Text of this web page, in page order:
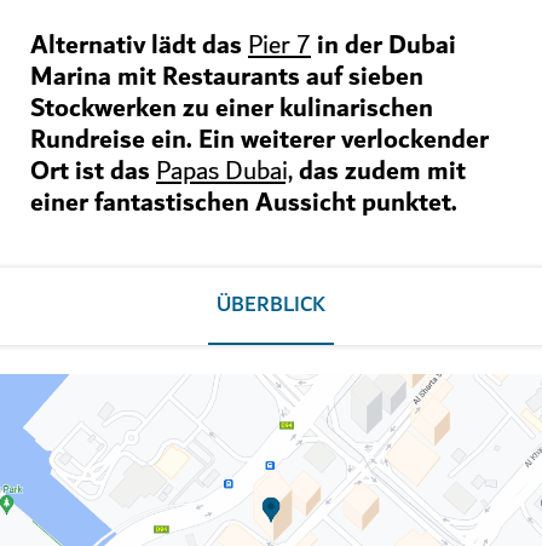
Alternativ lädt dasPier 7in der Dubai
Marina mit Restaurants auf sieben
Stockwerken zu einer kulinarischen
Rundreise ein. Ein weiterer verlockender
Ort ist dasPapas Dubai,das zudem mit
einer fantastischen Aussicht punktet.
ÜBERBLICK